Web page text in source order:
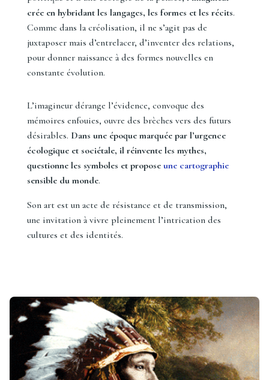
crée en hybridant les langages, les formes et les récits.
Comme dans la créolisation, il ne s’agit pas de
juxtaposer mais d’entrelacer, d’inventer des relations,
pour donner naissance à des formes nouvelles en
constante évolution.
L’imagineur dérange l’évidence, convoque des
mémoires enfouies, ouvre des brèches vers des futurs
désirables. Dans une époque marquée par l’urgence
écologique et sociétale, il réinvente les mythes,
questionne les symboles et proposeune cartographie
sensible du monde.
Son art est un acte de résistance et de transmission,
une invitation à vivre pleinement l’intrication des
cultures et des identités.